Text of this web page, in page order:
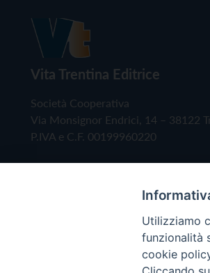
Vita Trentina Editrice
Società Cooperativa
Via Monsignor Endrici, 14 – 38122
P.IVA e C.F. 00199960220
Utilizziamo
funzionalità
cookie